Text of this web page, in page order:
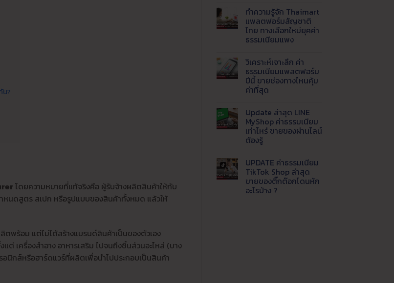
น?
โดยความหมายที่แท้จริงคือ ผู้รับจ้างผลิตสินค้าให้กับ
หนดสูตร สเปก หรือรูปแบบของสินค้าทั้งหมด แล้วให้
ตพร้อม แต่ไม่ได้สร้างแบรนด์สินค้าเป็นของตัวเอง
เครื่องสำอาง อาหารเสริม ไปจนถึงชิ้นส่วนอะไหล่ (บาง
อนิกส์หรือฮาร์ดแวร์ที่ผลิตเพื่อนำไปประกอบเป็นสินค้า
เว็บ
ธุรกิจ
ด้วย
Live
AI
ตอบ
ส่ง
ข้อมูล
เข้า
LINE
อัตโนมัติ
เห็น
บน
7
โปรแกรม
ตอบ
แช
(รีวิว
จาก
ประสบการณ์
จริง)
จบ
ปัญหา
ดึง
ออ
เด
อร์
เข้า
คลัง
ทำความรู้จัก Thaimart
แพลตฟอร์มสัญชาติ
ไทย ทางเลือกใหม่ยุคค่า
ธรรมเนียมแพง
เห็น
บน
ทำความ
รู้จัก
Thaimart
แพลตฟอร์ม
ทาง
เลือก
ใหม่
ยุค
ค่า
ธรรมเนียม
วิเคราะห์เจาะลึก ค่า
ธรรมเนียมแพลตฟอร์ม
ปีนี้ ขายช่องทางไหนคุ้ม
ค่าที่สุด
เห็น
บน
วิเคราะห์
เจาะ
ลึก
ค่า
ปี
นี้
ขาย
ช่อง
ทาง
ไหน
Update ล่าสุด LINE
MyShop ค่าธรรมเนียม
เท่าไหร่ ขายของผ่านไลน์
ต้องรู้
เห็น
บน
Update
ล่าสุด
LINE
MyShop
UPDATE ค่าธรรมเนียม
TikTok Shop ล่าสุด
ขายของติ๊กต๊อกโดนหัก
อะไรบ้าง ?